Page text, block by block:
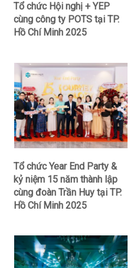
Tổ chức Hội nghị + YEP
cùng công ty POTS tại TP.
Hồ Chí Minh 2025
Tổ chức Year End Party &
kỷ niệm 15 năm thành lập
cùng đoàn Trần Huy tại TP.
Hồ Chí Minh 2025